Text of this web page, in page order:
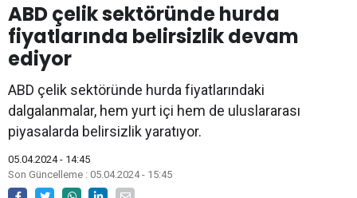
ABD çelik sektöründe hurda
fiyatlarında belirsizlik devam
ediyor
ABD çelik sektöründe hurda fiyatlarındaki
dalgalanmalar, hem yurt içi hem de uluslararası
piyasalarda belirsizlik yaratıyor.
05.04.2024 - 14:45
Son Güncelleme : 05.04.2024 - 15:45